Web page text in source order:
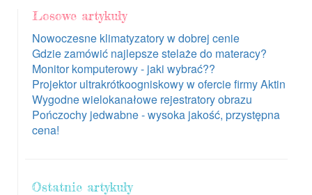
Losowe artykuły
Nowoczesne klimatyzatory w dobrej cenie
Gdzie zamówić najlepsze stelaże do materacy?
Monitor komputerowy - jaki wybrać??
Projektor ultrakrótkoogniskowy w ofercie firmy Aktin
Wygodne wielokanałowe rejestratory obrazu
Pończochy jedwabne - wysoka jakość, przystępna
cena!
Ostatnie artykuły